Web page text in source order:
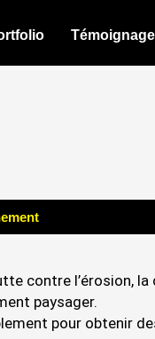
contre l’érosion,
paysager.
pour obtenir